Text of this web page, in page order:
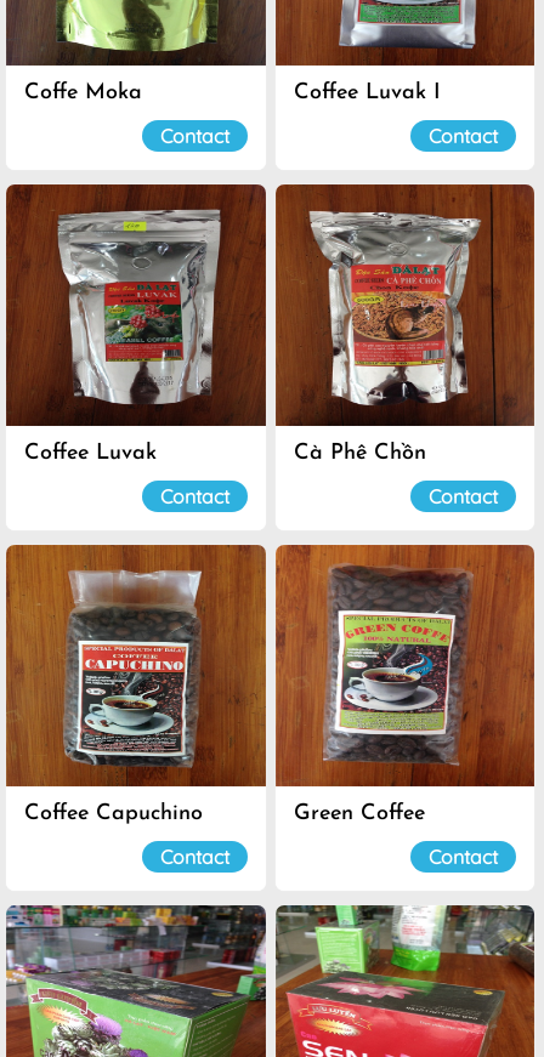
Coffe Moka
Contact
Coffee Luvak I
Contact
Coffee Luvak
Contact
Cà Phê Chồn
Contact
Coffee Capuchino
Contact
Green Coffee
Contact